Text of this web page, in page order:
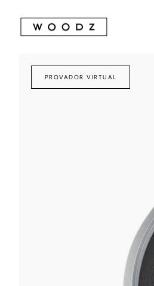
conteúdo
PROVADOR VIRTUAL